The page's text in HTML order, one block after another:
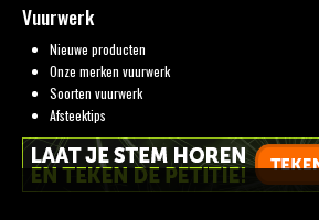
Vuurwerk
Nieuwe producten
Onze merken vuurwerk
Soorten vuurwerk
Afsteektips